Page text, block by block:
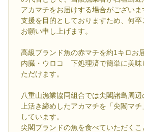
アカマチをお届けする場合がござい
支援を目的としておりますため、何卒
お願い申し上げます。
高級ブランド魚の赤マチを約1キロお
内臓・ウロコ 下処理済で簡単に美味
ただけます。
八重山漁業協同組合では尖閣諸島周
上活き締めしたアカマチを「尖閣マ
しています。
尖閣ブランドの魚を食べていただく